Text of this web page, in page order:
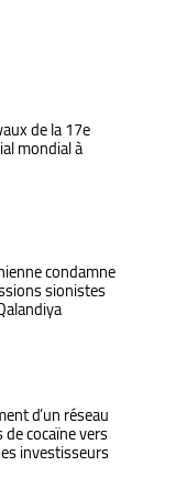
de la 17e
mondial à
condamne
sionistes
d’un réseau
cocaïne vers
investisseurs